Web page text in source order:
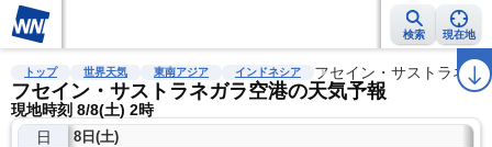
検索 現在地
雨雲レーダー 台風情報 地震情報 警報・注意報 2週間天気 ラ
トップ 世界天気 東南アジア インドネシア フセイン・サストラネガ
フセイン・サストラネガラ空港の天気予報
現地時刻 8/8(土) 2時
日
8日(土)